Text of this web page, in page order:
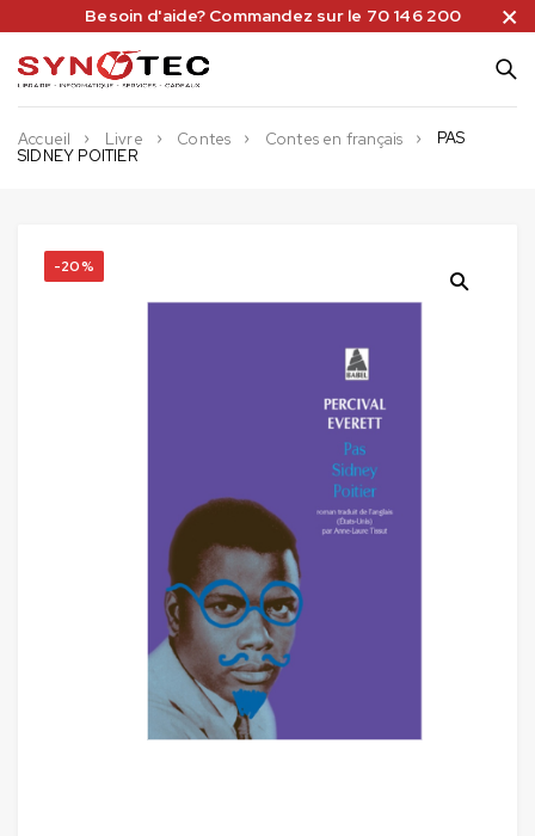
Besoin d'aide? Commandez sur le 70 146 200
Accueil Livre Contes Contes en français
PAS
SIDNEY POITIER
-20%